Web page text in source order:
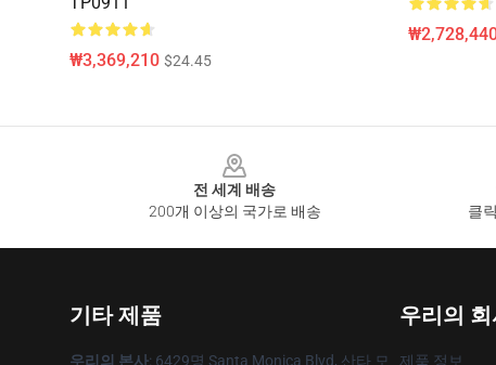
₩3,369,210 $24.45
전 세계 배송
200개 이상의 국가로 배송
클
기타 제품
우리의 본사: 6429명 Santa Monica Blvd, 산타 모
우리의
제품 정보